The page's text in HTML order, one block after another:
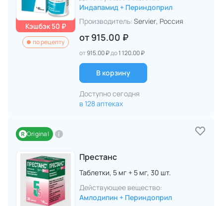
Кэшбэк 50 ₽
по рецепту
Индапамид + Периндоприл
Производитель: Servier, Россия
от 915.00 ₽
от915.00 ₽до1 120.00 ₽
В корзину
Доступно сегодня
в 128 аптеках
Original
Престанс
Таблетки, 5 мг + 5 мг, 30 шт.
Действующее вещество:
Амлодипин + Периндоприл